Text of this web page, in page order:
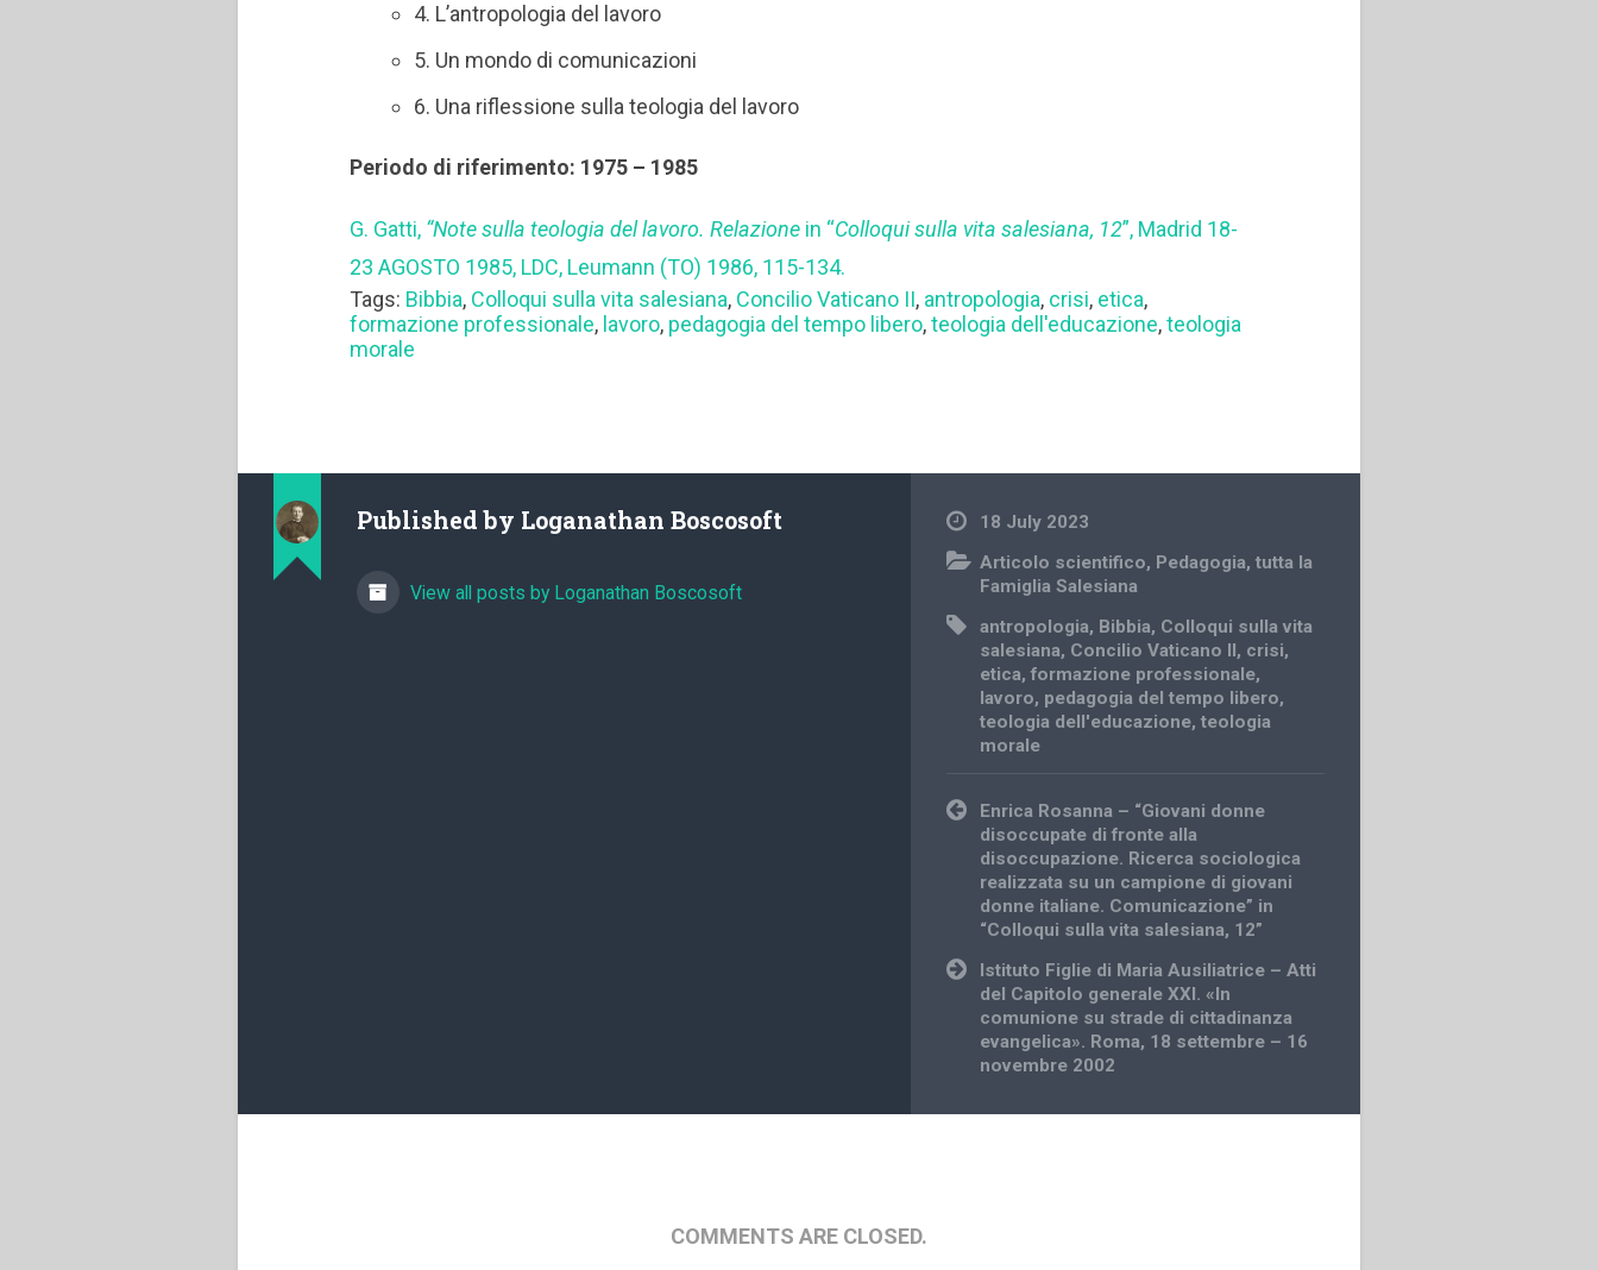
4. L’antropologia del lavoro
5. Un mondo di comunicazioni
6. Una riflessione sulla teologia del lavoro
Periodo di riferimento: 1975 – 1985
G. Gatti, “Note sulla teologia del lavoro. Relazione in “Colloqui sulla vita salesiana, 12”, Madrid 18-
23 AGOSTO 1985, LDC, Leumann (TO) 1986, 115-134.
Tags: Bibbia, Colloqui sulla vita salesiana, Concilio Vaticano II, antropologia, crisi, etica,
formazione professionale, lavoro, pedagogia del tempo libero,teologia dell'educazione,teologia
morale
Published by Loganathan Boscosoft
View all posts by Loganathan Boscosoft
18 July 2023
Articolo scientifico, Pedagogia,tutta la
Famiglia Salesiana
antropologia, Bibbia, Colloqui sulla vita
salesiana, Concilio Vaticano II, crisi,
etica,formazione professionale,
lavoro, pedagogia del tempo libero,
teologia dell'educazione,teologia
morale
Post
navigation
Enrica Rosanna – “Giovani donne
disoccupate di fronte alla
disoccupazione. Ricerca sociologica
realizzata su un campione di giovani
donne italiane. Comunicazione” in
“Colloqui sulla vita salesiana, 12”
Istituto Figlie di Maria Ausiliatrice – Atti
del Capitolo generale XXI. «In
comunione su strade di cittadinanza
evangelica». Roma, 18 settembre – 16
novembre 2002
COMMENTS ARE CLOSED.